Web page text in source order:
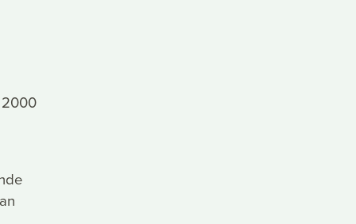
2000